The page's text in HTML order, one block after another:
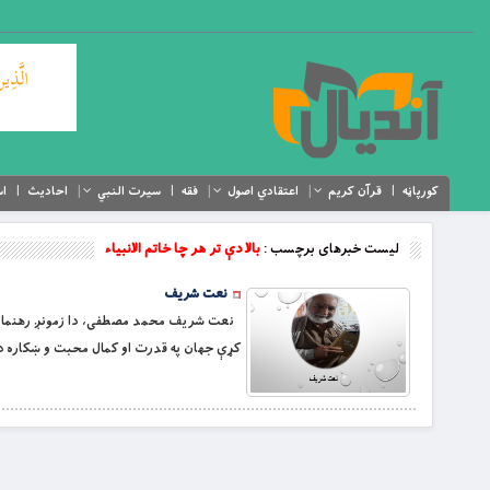
کورپاڼه قرآن کریم اعتقادي اصول فقه سیرت النبي احادیث
لیست خبرهای برچسب :بالا دې تر هر چا خاتم الانبیاء
نعت شریف
نعت شریف محمد مصطفی، دا زمونږ رهنما
کړې جهان په قدرت او کمال محبت و